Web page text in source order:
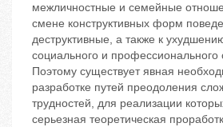
межличностные и семейные
смене конструктивных форм
деструктивные, а также к
социального и профессионального
Поэтому существует явная
разработке путей преодоления
трудностей, для реализации
серьезная теоретическая